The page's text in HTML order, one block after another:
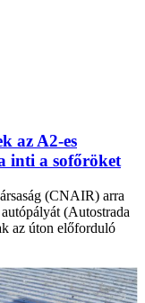
az A2-es
inti a sofőröket
(CNAIR) arra
(Autostrada
az úton előforduló